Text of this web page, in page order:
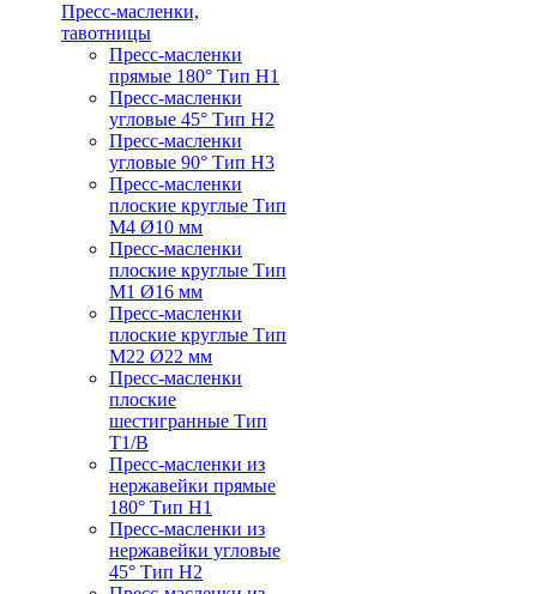
Пресс-масленки,
тавотницы
Пресс-масленки
прямые 180° Тип H1
Пресс-масленки
угловые 45° Тип H2
Пресс-масленки
угловые 90° Тип H3
Пресс-масленки
плоские круглые Тип
M4 Ø10 мм
Пресс-масленки
плоские круглые Тип
M1 Ø16 мм
Пресс-масленки
плоские круглые Тип
M22 Ø22 мм
Пресс-масленки
плоские
шестигранные Тип
T1/B
Пресс-масленки из
нержавейки прямые
180° Тип H1
Пресс-масленки из
нержавейки угловые
45° Тип H2